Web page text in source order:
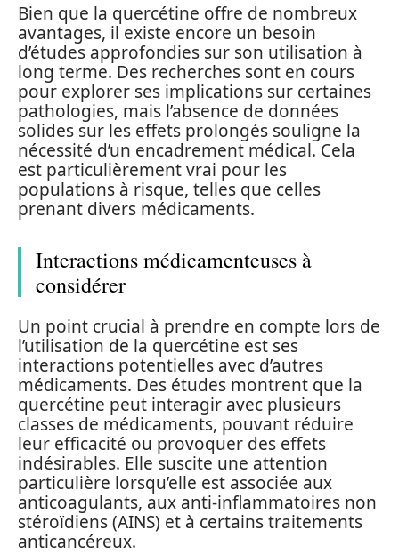
Bien que la quercétine offre de nombreux
avantages, il existe encore un besoin
d’études approfondies sur son utilisation à
long terme. Des recherches sont en cours
pour explorer ses implications sur certaines
pathologies, mais l’absence de données
solides sur les effets prolongés souligne la
nécessité d’un encadrement médical. Cela
est particulièrement vrai pour les
populations à risque, telles que celles
prenant divers médicaments.
Interactions médicamenteuses à
considérer
Un point crucial à prendre en compte lors de
l’utilisation de la quercétine est ses
interactions potentielles avec d’autres
médicaments. Des études montrent que la
quercétine peut interagir avec plusieurs
classes de médicaments, pouvant réduire
leur efficacité ou provoquer des effets
indésirables. Elle suscite une attention
particulière lorsqu’elle est associée aux
anticoagulants, aux anti-inflammatoires non
stéroïdiens (AINS) et à certains traitements
anticancéreux.